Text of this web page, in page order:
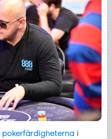
pokerfärdigheterna i